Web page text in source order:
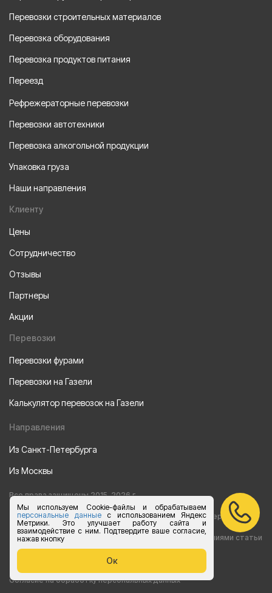
Мы используем Cookie-файлы и обрабатываем
персональные данныес использованием Яндекс
Метрики. Это улучшает работу сайта и
взаимодействие с ним. Подтвердите ваше согласие,
нажав кнопку
Ок
Перевозки строительных материалов
Перевозка оборудования
Перевозка продуктов питания
Переезд
Рефрежераторные перевозки
Перевозки автотехники
Перевозка алкогольной продукции
Упаковка груза
Наши направления
Клиенту
Цены
Сотрудничество
Отзывы
Партнеры
Акции
Перевозки
Перевозки фурами
Перевозки на Газели
Калькулятор перевозок на Газели
Направления
Из Санкт-Петербурга
Из Москвы
Все права защищены 2015-2026 г.
Информация на сайте носит ознакомительный характер и не
является публичной офертой, определяемой положениями статьи
437 Гражданского кодекса РФ
Согласие на обработку персональных данных